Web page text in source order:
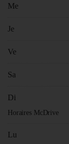
Me
Je
Ve
Sa
Di
Horaires McDrive
Lu